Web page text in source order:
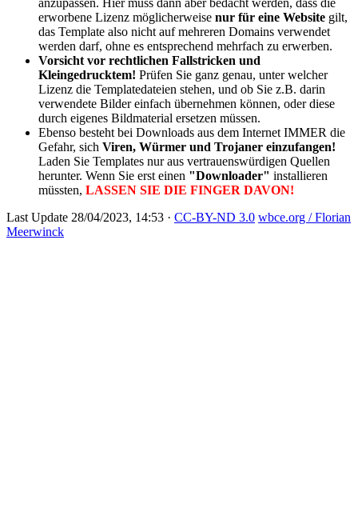
anzupassen. Hier muss dann aber bedacht werden, dass die
erworbene Lizenz möglicherweise nur für eine Website gilt,
das Template also nicht auf mehreren Domains verwendet
werden darf, ohne es entsprechend mehrfach zu erwerben.
Vorsicht vor rechtlichen Fallstricken und
Kleingedrucktem! Prüfen Sie ganz genau, unter welcher
Lizenz die Templatedateien stehen, und ob Sie z.B. darin
verwendete Bilder einfach übernehmen können, oder diese
durch eigenes Bildmaterial ersetzen müssen.
Ebenso besteht bei Downloads aus dem Internet IMMER die
Gefahr, sich Viren, Würmer und Trojaner einzufangen!
Laden Sie Templates nur aus vertrauenswürdigen Quellen
herunter. Wenn Sie erst einen "Downloader" installieren
müssten, LASSEN SIE DIE FINGER DAVON!
Last Update 28/04/2023, 14:53 · CC-BY-ND 3.0 wbce.org / Florian
Meerwinck